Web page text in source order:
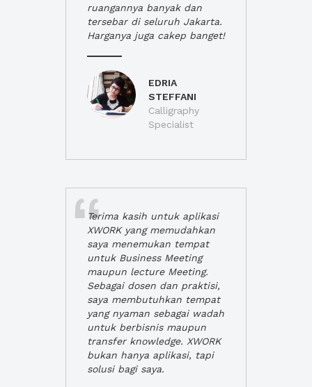
ruangannya banyak dan
tersebar di seluruh Jakarta.
Harganya juga cakep banget!
EDRIA
STEFFANI
Calligraphy
Specialist
Terima kasih untuk aplikasi
XWORK yang memudahkan
saya menemukan tempat
untuk Business Meeting
maupun lecture Meeting.
Sebagai dosen dan praktisi,
saya membutuhkan tempat
yang nyaman sebagai wadah
untuk berbisnis maupun
transfer knowledge. XWORK
bukan hanya aplikasi, tapi
solusi bagi saya.